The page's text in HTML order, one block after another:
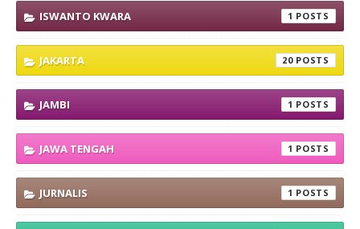
ISWANTO KWARA 1
JAKARTA 20
JAMBI 1
JAWA TENGAH 1
JURNALIS 1